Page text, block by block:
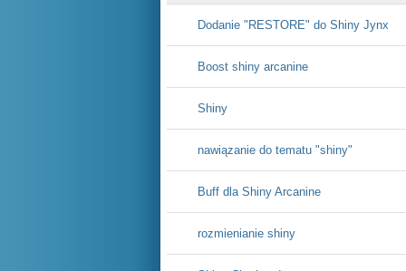
Dodanie "RESTORE" do Shiny Jynx
Boost shiny arcanine
Shiny
nawiązanie do tematu "shiny"
Buff dla Shiny Arcanine
rozmienianie shiny